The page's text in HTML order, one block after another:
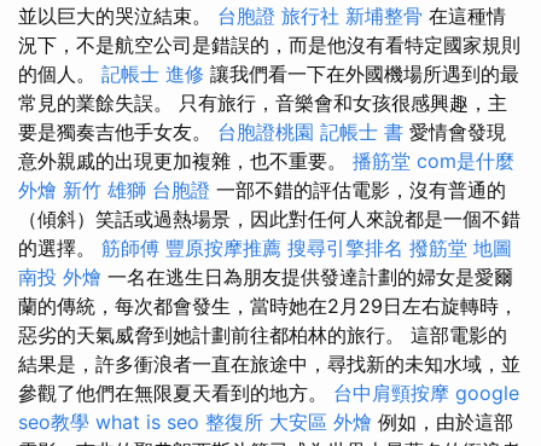
並以巨大的哭泣結束。 台胞證 旅行社 新埔整骨 在這種情
況下，不是航空公司是錯誤的，而是他沒有看特定國家規則
的個人。 記帳士 進修 讓我們看一下在外國機場所遇到的最
常見的業餘失誤。 只有旅行，音樂會和女孩很感興趣，主
要是獨奏吉他手女友。 台胞證桃園 記帳士 書 愛情會發現
意外親戚的出現更加複雜，也不重要。 播筋堂 com是什麼
外燴 新竹 雄獅 台胞證 一部不錯的評估電影，沒有普通的
（傾斜）笑話或過熱場景，因此對任何人來說都是一個不錯
的選擇。 筋師傅 豐原按摩推薦 搜尋引擎排名 撥筋堂 地圖
南投 外燴 一名在逃生日為朋友提供發達計劃的婦女是愛爾
蘭的傳統，每次都會發生，當時她在2月29日左右旋轉時，
惡劣的天氣威脅到她計劃前往都柏林的旅行。 這部電影的
結果是，許多衝浪者一直在旅途中，尋找新的未知水域，並
參觀了他們在無限夏天看到的地方。 台中肩頸按摩 google
seo教學 what is seo 整復所 大安區 外燴 例如，由於這部